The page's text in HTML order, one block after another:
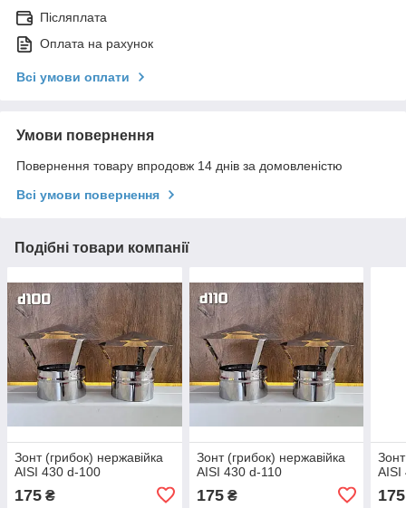
Післяплата
Оплата на рахунок
Всі умови оплати
Умови повернення
Повернення товару впродовж 14 днів за домовленістю
Всі умови повернення
Подібні товари компанії
Зонт (грибок) нержавійка
AISI 430 d-100
175 ₴
Зонт (грибок) нержавійка
AISI 430 d-110
175₴
AISI
175